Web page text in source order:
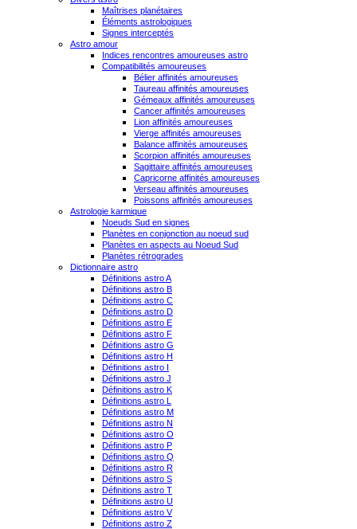
Maîtrises planétaires
Éléments astrologiques
Signes interceptés
Astro amour
Indices rencontres amoureuses astro
Compatibilités amoureuses
Bélier affinités amoureuses
Taureau affinités amoureuses
Gémeaux affinités amoureuses
Cancer affinités amoureuses
Lion affinités amoureuses
Vierge affinités amoureuses
Balance affinités amoureuses
Scorpion affinités amoureuses
Sagittaire affinités amoureuses
Capricorne affinités amoureuses
Verseau affinités amoureuses
Poissons affinités amoureuses
Astrologie karmique
Noeuds Sud en signes
Planètes en conjonction au noeud sud
Planètes en aspects au Noeud Sud
Planètes rétrogrades
Dictionnaire astro
Définitions astro A
Définitions astro B
Définitions astro C
Définitions astro D
Définitions astro E
Définitions astro F
Définitions astro G
Définitions astro H
Définitions astro I
Définitions astro J
Définitions astro K
Définitions astro L
Définitions astro M
Définitions astro N
Définitions astro O
Définitions astro P
Définitions astro Q
Définitions astro R
Définitions astro S
Définitions astro T
Définitions astro U
Définitions astro V
Définitions astro Z